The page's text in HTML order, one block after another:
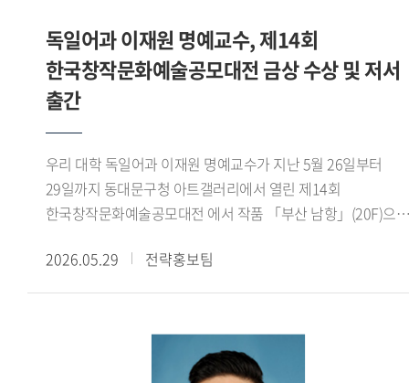
처음부터 강의 평가가 최우수는 아니었습니다. 제 강의 평가는
2020년 전과 후로 나뉜다고 봅니다. 우리 태국어학과에서는
교수가 언어학은 물론 지역학 강의도 함께 합니다. 제가
태국에서 보낸 10년을 토대로 수업을 진행했는데, 지적
호기심이 강한 학생들에게 다소 부족하지 않을까 늘
자문했습니다. 그래서 첫 연구년을 맞았을 때 싱가포르
국립대학교에서 동남아시아 지역학 석사 학위를 취득했습니다.
그때 새로운 시야가 열렸습니다. 그동안은 교수 입장의 저만
저의 부족한 점을 깨닫고 어떤 수업을 할지 지침을 세우게 된
학생들에게 적극적으로 피드백을 줘 학생 개개인이 어떻게
발전해 나가야 할지 고민을 나눴습니다. 그리고 같은 학문을
독일어과 이재원 명예교수, 제14회
한국창작문화예술공모대전 금상 수상 및 저서
출간
우리 대학 독일어과 이재원 명예교수가 지난 5월 26일부터
29일까지 동대문구청 아트갤러리에서 열린 제14회
한국창작문화예술공모대전 에서 작품 「부산 남항」(20F)으로
아니라 시간과 감정이 머무는 공간이다. 그는 이번 작품에서
야수파의 강렬한 색채와 후기 인상주의 특유의 빛의 흔들림을
바다의 깊이를 색채로 표현하는 데 집중했다고 밝혔다.정박한
대형 어선들은 곧 떠날 준비를 마친 존재들로서 정지와
2026.05.29 전략홍보팀